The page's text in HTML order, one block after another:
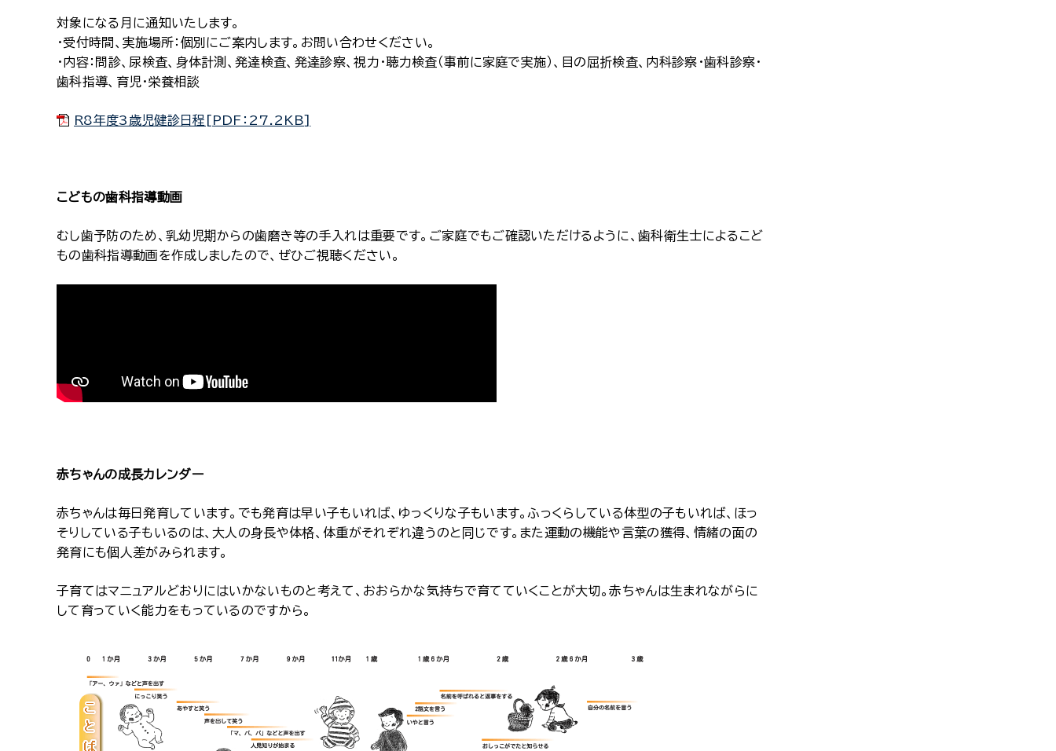
対象になる月に通知いたします。
・受付時間、実施場所：個別にご案内します。お問い合わせください。
・内容：問診、尿検査、身体計測、発達検査、発達診察、視力・聴力検査（事前に家庭で実施）、目の屈折検査、内科診察・歯科診察・
歯科指導、育児・栄養相談
R8年度3歳児健診日程[PDF：27.2KB]
こどもの歯科指導動画
むし歯予防のため、乳幼児期からの歯磨き等の手入れは重要です。ご家庭でもご確認いただけるように、歯科衛生士によるこど
もの歯科指導動画を作成しましたので、ぜひご視聴ください。
赤ちゃんの成長カレンダー
赤ちゃんは毎日発育しています。でも発育は早い子もいれば、ゆっくりな子もいます。ふっくらしている体型の子もいれば、ほっ
そりしている子もいるのは、大人の身長や体格、体重がそれぞれ違うのと同じです。また運動の機能や言葉の獲得、情緒の面の
発育にも個人差がみられます。
子育てはマニュアルどおりにはいかないものと考えて、おおらかな気持ちで育てていくことが大切。赤ちゃんは生まれながらに
して育っていく能力をもっているのですから。